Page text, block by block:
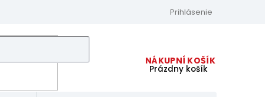
Prihlásenie
NÁKUPNÝ
Prázdny košík